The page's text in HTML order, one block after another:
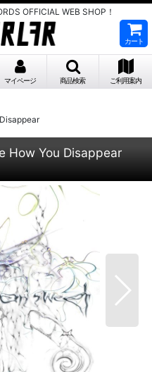
OFFICIAL WEB SHOP！
カート
マイページ 商品検索 ご利用案内
How You Disappear